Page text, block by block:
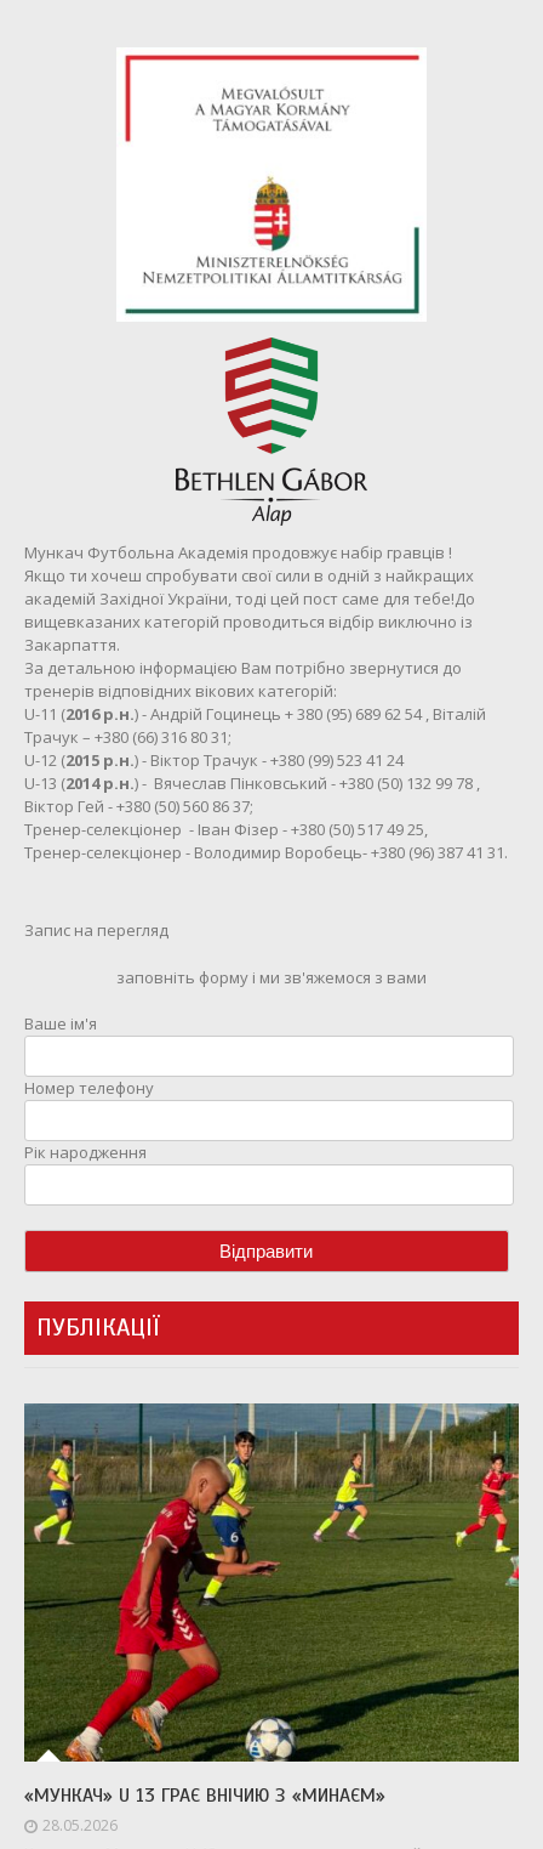
Мункач Футбольна Академія продовжує набір гравців !
Якщо ти хочеш спробувати свої сили в одній з найкращих
академій Західної України, тоді цей пост саме для тебе!До
вищевказаних категорій проводиться відбір виключно із
Закарпаття.
За детальною інформацією Вам потрібно звернутися до
тренерів відповідних вікових категорій:
U-11 (2016 р.н.) - Андрій Гоцинець + 380 (95) 689 62 54 , Віталій
Трачук – +380 (66) 316 80 31;
U-12 (2015 р.н.) - Віктор Трачук - +380 (99) 523 41 24
U-13 (2014 р.н.) - Вячеслав Пінковський - +380 (50) 132 99 78 ,
Віктор Гей - +380 (50) 560 86 37;
Тренер-селекціонер - Іван Фізер - +380 (50) 517 49 25,
Тренер-селекціонер - Володимир Воробець- +380 (96) 387 41 31.
Запис на перегляд
заповніть форму і ми зв'яжемося з вами
Ваше ім'я
Номер телефону
Рік народження
ПУБЛІКАЦІЇ
«МУНКАЧ» U 13 ГРАЄ ВНІЧИЮ З «МИНАЄМ»
28.05.2026